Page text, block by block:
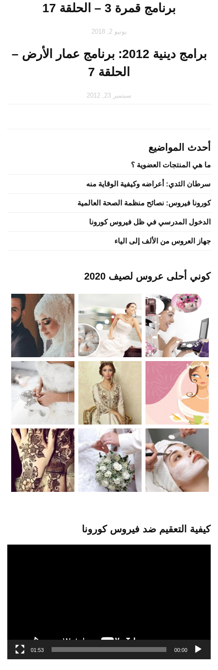
برنامج قمرة 3 – الحلقة 17
يونيو 2, 2018
برامج دينية 2012: برنامج عمار الأرض –
الحلقة 7
سبتمبر 23, 2012
أحدث المواضيع
ما هي المنتجات العضوية ؟
سرطان الثدي: أعراضه وكيفية الوقاية منه
كورونا فيروس: نصائح منظمة الصحة العالمية
الدخول المدرسي في ظل فيروس كورونا
جهاز العروس من الألف إلى الياء
كوني أحلى عروس لصيف 2020
كيفية التعقيم ضد فيروس كورونا
00:00
01:53